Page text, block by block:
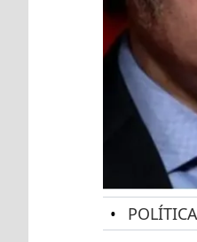
• POLÍTICA